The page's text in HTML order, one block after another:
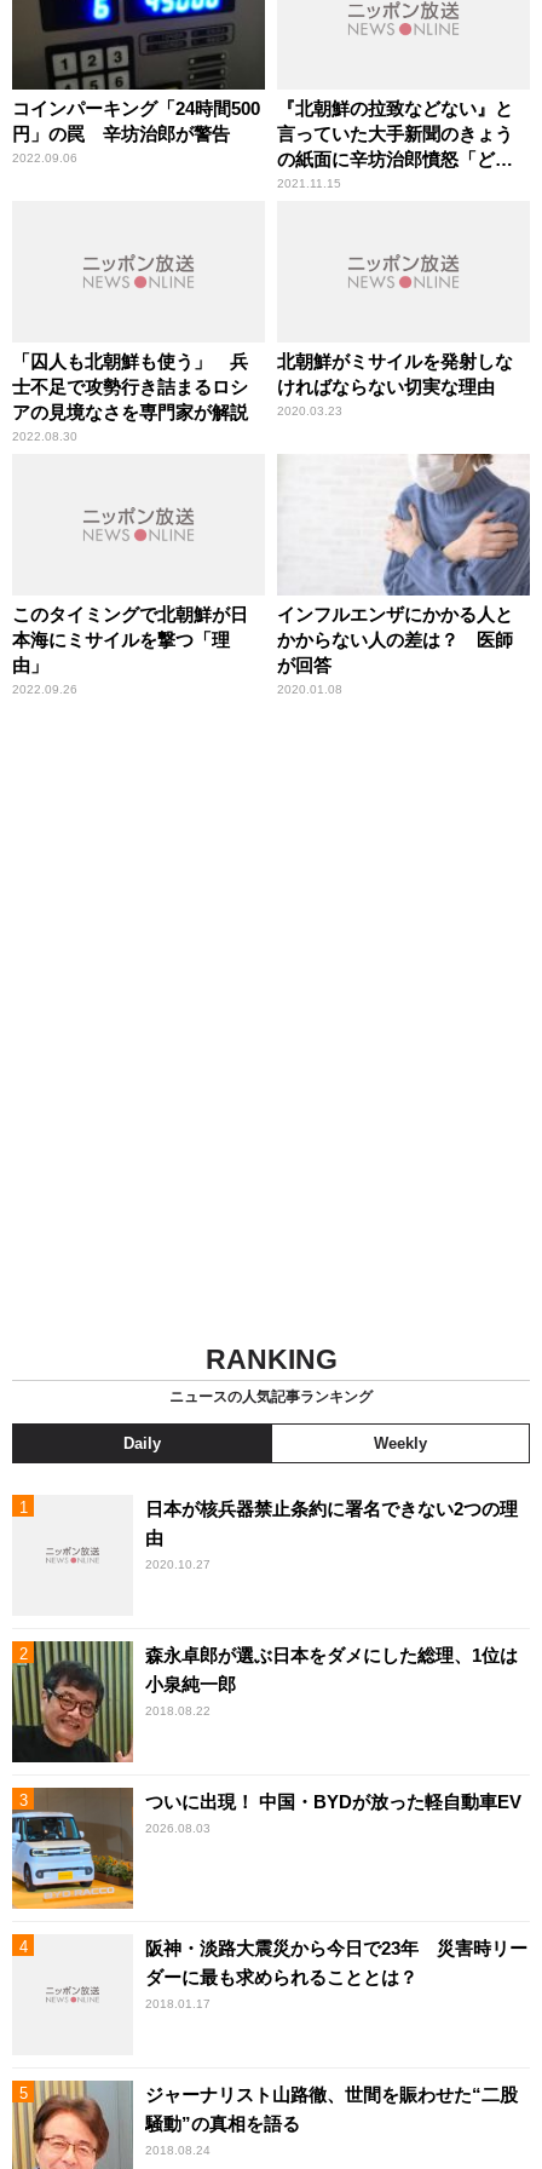
コインパーキング「24時間500
円」の罠 辛坊治郎が警告
2022.09.06
『北朝鮮の拉致などない』と
言っていた大手新聞のきょう
の紙面に辛坊治郎憤怒「どの
面を下げて……」
2021.11.15
「囚人も北朝鮮も使う」 兵
士不足で攻勢行き詰まるロシ
アの見境なさを専門家が解説
2022.08.30
北朝鮮がミサイルを発射しな
ければならない切実な理由
2020.03.23
このタイミングで北朝鮮が日
本海にミサイルを撃つ「理
由」
2022.09.26
インフルエンザにかかる人と
かからない人の差は？ 医師
が回答
2020.01.08
RANKING
ニュースの人気記事ランキング
Daily Weekly
日本が核兵器禁止条約に署名できない2つの理
由
2020.10.27
森永卓郎が選ぶ日本をダメにした総理、1位は
小泉純一郎
2018.08.22
ついに出現！ 中国・BYDが放った軽自動車EV
2026.08.03
阪神・淡路大震災から今日で23年 災害時リー
ダーに最も求められることとは？
2018.01.17
ジャーナリスト山路徹、世間を賑わせた“二股
騒動”の真相を語る
2018.08.24